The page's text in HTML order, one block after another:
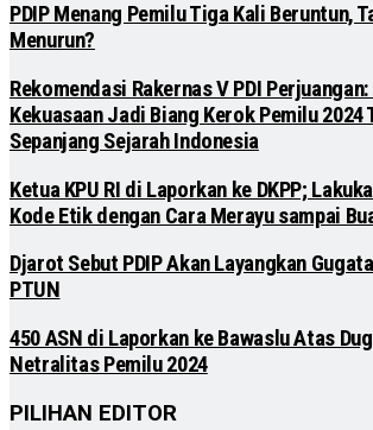
PDIP Menang Pemilu Tiga Kali Beruntun,
Menurun?
Rekomendasi Rakernas V PDI
Kekuasaan Jadi Biang Kerok Pemilu 2024
Sepanjang Sejarah Indonesia
Ketua KPU RI di Laporkan ke DKPP;
Kode Etik dengan Cara Merayu sampai
Djarot Sebut PDIP Akan Layangkan
PTUN
450 ASN di Laporkan ke Bawaslu Atas
Netralitas Pemilu 2024
PILIHAN EDITOR